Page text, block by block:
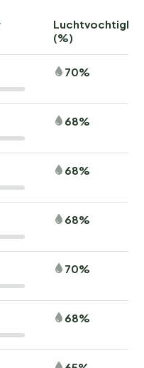
(%)
70%
68%
68%
68%
70%
68%